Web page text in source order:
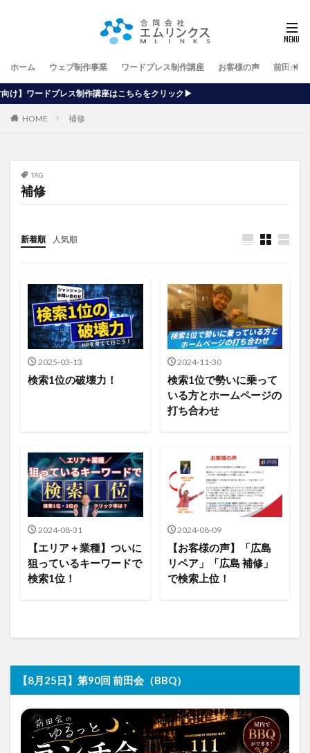
ホーム ウェブ制作事業 ワードプレス制作講座 お客様の声 前田が行
講座はこちらをクリック▶
HOME 補修
TAG
補修
新着順 人気順
2025-03-13
検索1位の破壊力！
2024-11-30
検索1位で勢いに乗って
いる方とホームページの
打ち合わせ
2024-08-31
【エリア＋業種】ついに
狙っているキーワードで
検索1位！
2024-08-09
【お客様の声】「広島
リペア」「広島 補修」
で検索上位！
【8月25日】第90回 前田会（BBQ）